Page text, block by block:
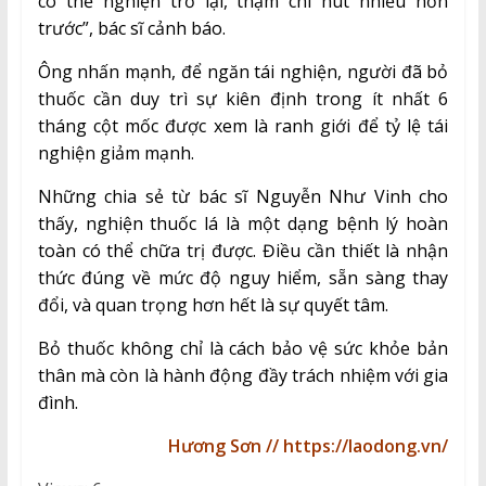
trước”, bác sĩ cảnh báo.
Ông nhấn mạnh, để ngăn tái nghiện, người đã bỏ
thuốc cần duy trì sự kiên định trong ít nhất 6
tháng cột mốc được xem là ranh giới để tỷ lệ tái
nghiện giảm mạnh.
Những chia sẻ từ bác sĩ Nguyễn Như Vinh cho
thấy, nghiện thuốc lá là một dạng bệnh lý hoàn
toàn có thể chữa trị được. Điều cần thiết là nhận
thức đúng về mức độ nguy hiểm, sẵn sàng thay
đổi, và quan trọng hơn hết là sự quyết tâm.
Bỏ thuốc không chỉ là cách bảo vệ sức khỏe bản
thân mà còn là hành động đầy trách nhiệm với gia
đình.
Hương Sơn // https://laodong.vn/